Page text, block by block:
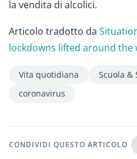
la vendita di alcolici.
Articolo tradotto da
lockdowns lifted around the
Vita quotidiana Scuola &
coronavirus
CONDIVIDI QUESTO ARTICOLO